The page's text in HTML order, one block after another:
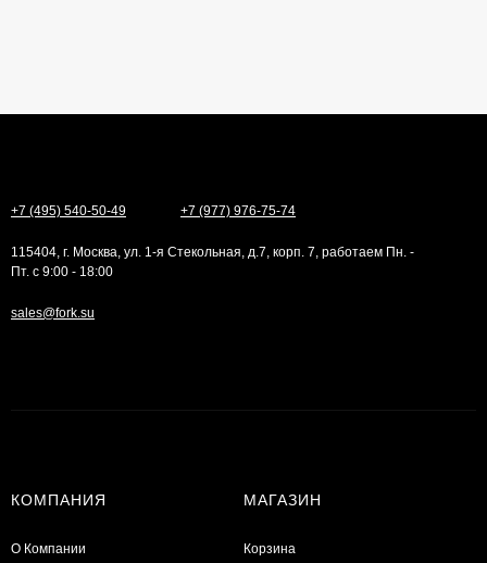
+7 (495) 540-50-49 +7 (977) 976-75-74
115404, г. Москва, ул. 1-я Стекольная, д.7, корп. 7, работаем Пн. -
Пт. с 9:00 - 18:00
sales@fork.su
КОМПАНИЯ
О Компании
МАГАЗИН
Корзина